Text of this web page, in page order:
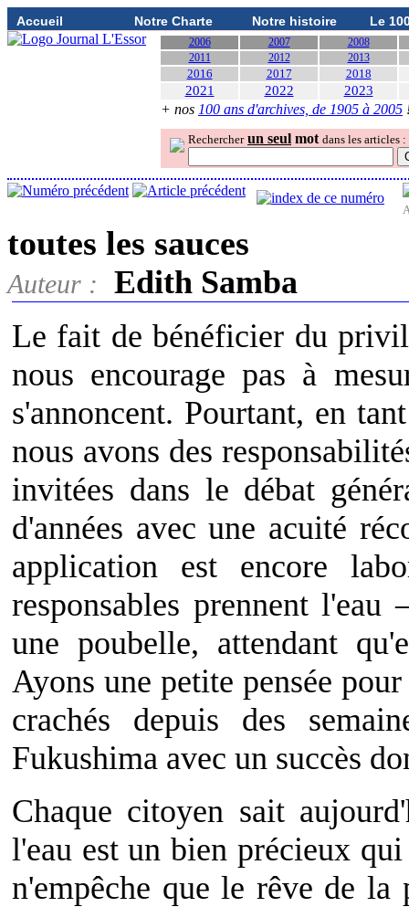
Accueil Notre Charte Notre histoire Le
2006 2007
2008
2011
2012 2013
2016 2017 2018
2021 2022 2023
+ nos 100 ans d'archives, de 1905 à 2005
Rechercher un seul mot dans les articles :
toutes les sauces
Auteur :
Edith Samba
Le fait de bénéficier du
nous encourage pas à
s'annoncent. Pourtant, en
nous avons des
invitées dans le débat
d'années avec une acuité
application est encore
responsables prennent
une poubelle, attendant
Ayons une petite pensée
crachés depuis des
Fukushima avec un succès
Chaque citoyen sait
l'eau est un bien précieux
n'empêche que le rêve de